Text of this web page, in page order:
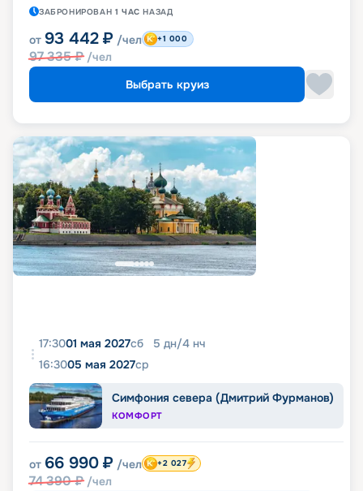
ЗАБРОНИРОВАН 1 ЧАС НАЗАД
от 93 442 ₽ /чел
97 335₽ /чел
+1 000
Выбрать круиз
17:3001 мая 2027сб 5 дн/4 нч
16:3005 мая 2027ср
Симфония севера (Дмитрий Фурманов)
КОМФОРТ
от 66 990 ₽ /чел
74 390₽ /чел
+2 027